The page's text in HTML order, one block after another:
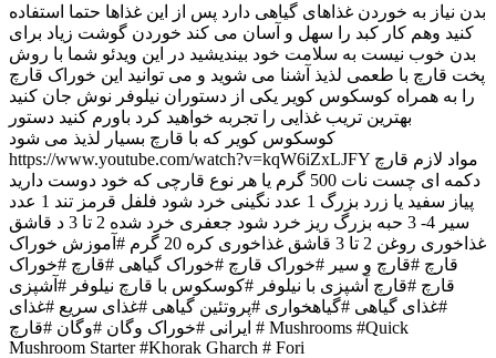
بدن نیاز به خوردن غذاهای گیاهی دارد پس از این غذاها حتما استفاده
کنید وهم کار کبد را سهل و آسان می کند خوردن گوشت زیاد برای
بدن خوب نیست به سلامت خود بیندیشید در این ویدئو شما با روش
پخت قارچ با طعمی لذیذ آشنا می شوید و می توانید این خوراک قارچ
را به همراه کوسکوس کویر یکی از دستوران نیلوفر نوش جان کنید
بهترین تریب غذایی را تجربه خواهید کرد باورم کنید دستور
کوسکوس کویر که با قارچ بسیار لذیذ می شود
https://www.youtube.com/watch?v=kqW6iZxLJFY مواد لازم قارچ
دکمه ای چست نات 500 گرم یا هر نوع قارچی که خود دوست دارید
پیاز سفید یا زرد بزرگ 1 عدد نگینی خرد شود فلفل قرمز تند 1 عدد
سیر 4- 3 حبه بزرگ ریز خرد شود جعفری خرد شده 2 تا 3 د قاشق
غذاخوری روغن 2 تا 3 قاشق غذاخوری کره 20 گرم #آموزش خوراک
قارچ #قارچ و سیر #خوراک قارچ #خوراک گیاهی #قارچ #خوراک
قارچ #قارچ آشپزی با نیلوفر #کوسکوس با قارچ نیلوفر #آشپزی
#غذای گیاهی #گیاهخواری #پروتئین گیاهی #غذای سریع #غذای
ایرانی #خوراک وگان #وگان #قارچ # Mushrooms #Quick
Mushroom Starter #Khorak Gharch # Fori